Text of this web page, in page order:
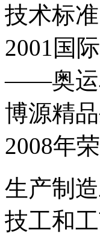
技术标准
2001国
——奥运
博源精
2008年
生产制
技工和